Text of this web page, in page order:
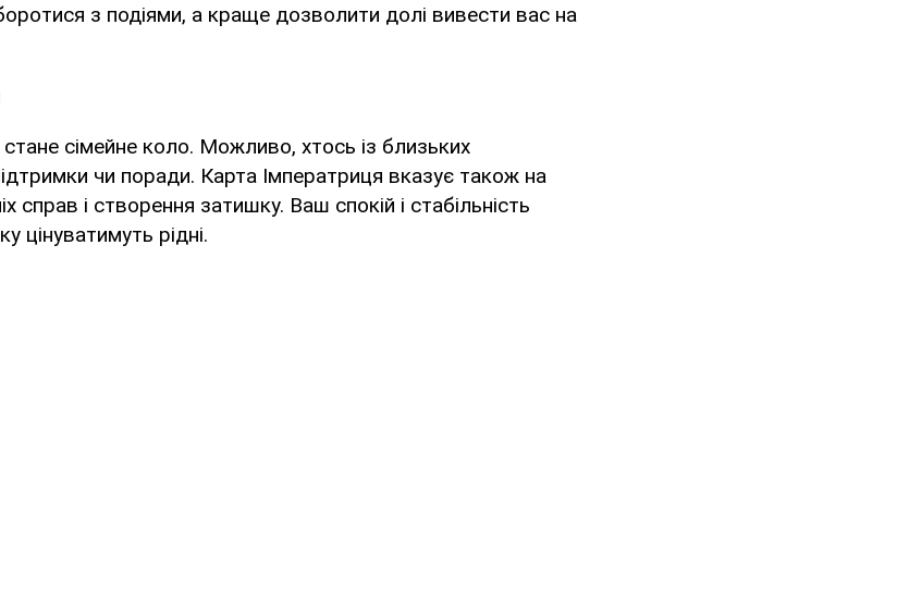
з подіями, а краще дозволити долі вивести вас на
сімейне коло. Можливо, хтось із близьких
чи поради. Карта Імператриця вказує також на
справ і створення затишку. Ваш спокій і стабільність
цінуватимуть рідні.